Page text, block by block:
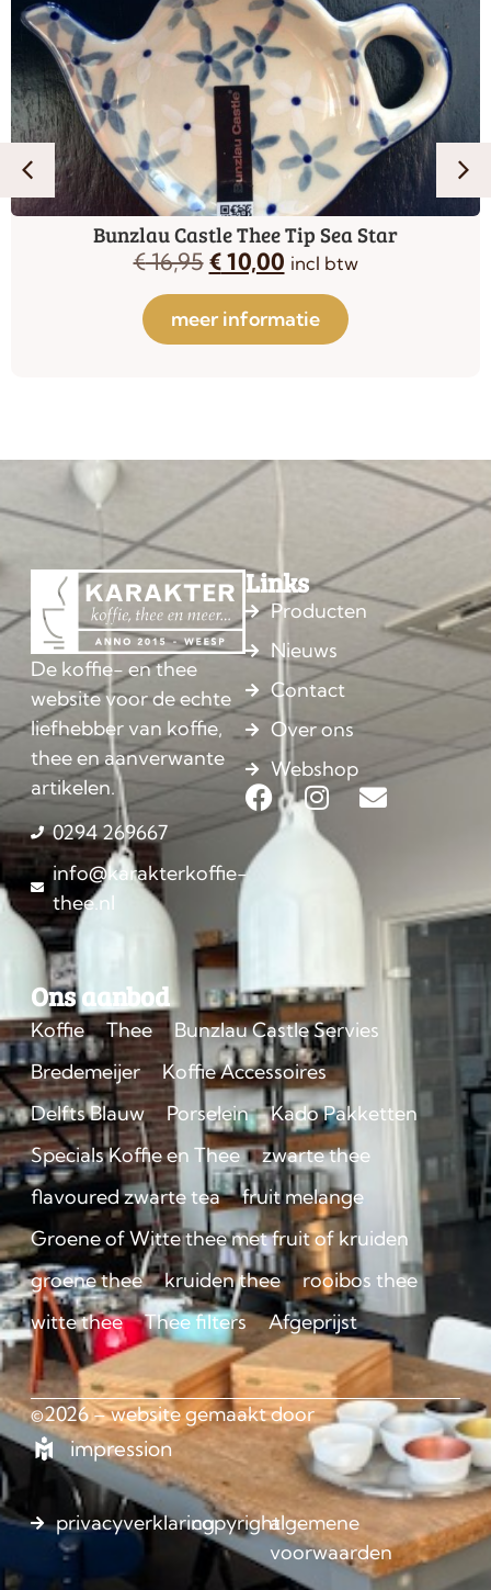
Bunzlau Castle Thee Tip Sea Star
€16,95 €10,00 incl btw
meer informatie
De koffie- en thee
website voor de echte
liefhebber van koffie,
thee en aanverwante
artikelen.
0294 269667
info@karakterkoffie-
thee.nl
Links
Producten
Nieuws
Contact
Over ons
Webshop
Ons aanbod
Koffie Thee
Bunzlau Castle Servies
Bredemeijer
Koffie Accessoires
Delfts Blauw
Porselein
Kado Pakketten
Specials Koffie en Thee
zwarte thee
flavoured zwarte tea
fruit melange
Groene of Witte thee met fruit of kruiden
groene thee
kruiden thee
rooibos thee
witte thee
Thee filters Afgeprijst
©2026 – website gemaakt door
impression
privacyverklaringcopyrightalgemene
voorwaarden